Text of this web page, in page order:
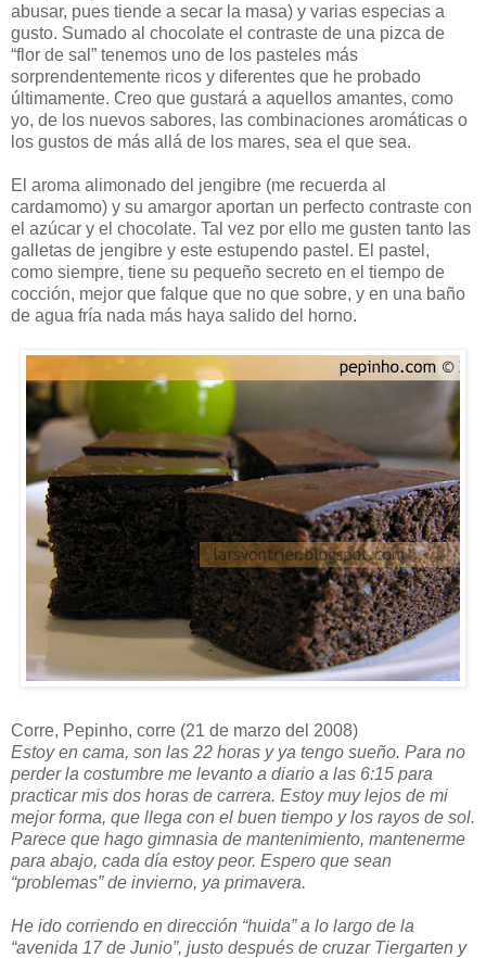
abusar, pues tiende a secar la masa) y varias especias a
gusto. Sumado al chocolate el contraste de una pizca de
“flor de sal” tenemos uno de los pasteles más
sorprendentemente ricos y diferentes que he probado
últimamente. Creo que gustará a aquellos amantes, como
yo, de los nuevos sabores, las combinaciones aromáticas o
los gustos de más allá de los mares, sea el que sea.
El aroma alimonado del jengibre (me recuerda al
cardamomo) y su amargor aportan un perfecto contraste con
el azúcar y el chocolate. Tal vez por ello me gusten tanto las
galletas de jengibre y este estupendo pastel. El pastel,
como siempre, tiene su pequeño secreto en el tiempo de
cocción, mejor que falque que no que sobre, y en una baño
de agua fría nada más haya salido del horno.
Corre, Pepinho, corre (21 de marzo del 2008)
Estoy en cama, son las 22 horas y ya tengo sueño. Para no
perder la costumbre me levanto a diario a las 6:15 para
practicar mis dos horas de carrera. Estoy muy lejos de mi
mejor forma, que llega con el buen tiempo y los rayos de sol.
Parece que hago gimnasia de mantenimiento, mantenerme
para abajo, cada día estoy peor. Espero que sean
“problemas” de invierno, ya primavera.
He ido corriendo en dirección “huida” a lo largo de la
“avenida 17 de Junio”, justo después de cruzar Tiergarten y